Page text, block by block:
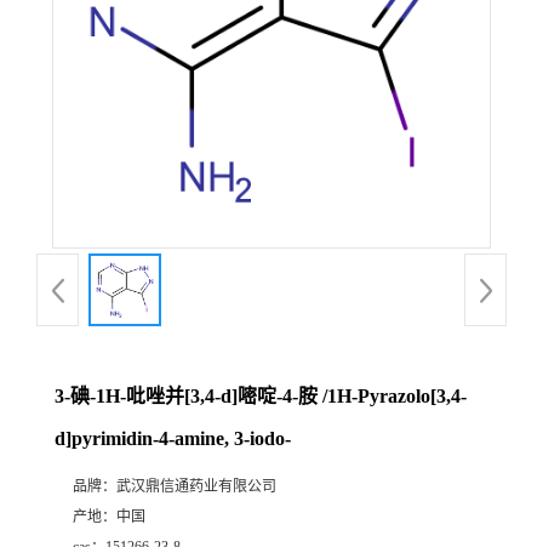
产
厅
3-碘-1H-吡唑并[3,4-d]嘧啶-4-胺 /1H-Pyrazolo[3,4-
d]pyrimidin-4-amine, 3-iodo-
品牌： 武汉鼎信通药业有限公司
产地： 中国